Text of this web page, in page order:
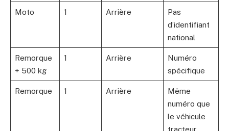
Moto 1 Arrière
Pas
d’identifiant
national
Remorque
+ 500 kg
1 Arrière
Numéro
spécifique
Remorque 1 Arrière
Même
numéro que
le véhicule
tracteur